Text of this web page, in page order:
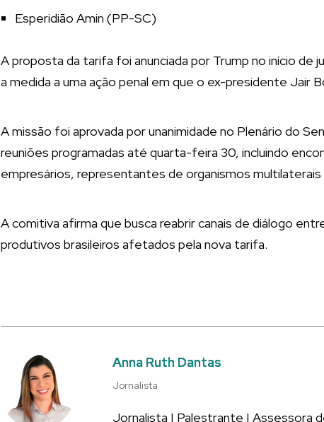
Esperidião Amin (PP-SC)
A proposta da tarifa foi anunciada por Trump no início
a medida a uma ação penal em que o ex-presidente Jair
A missão foi aprovada por unanimidade no Plenário do
reuniões programadas até quarta-feira 30, incluindo
empresários, representantes de organismos
A comitiva afirma que busca reabrir canais de diálogo
produtivos brasileiros afetados pela nova tarifa.
Anna Ruth Dantas
Jornalista
Jornalista | Palestrante | Assessora